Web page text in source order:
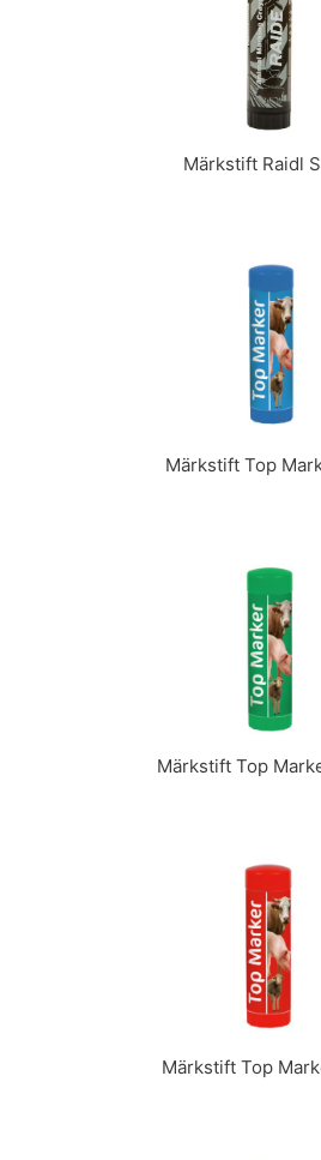
Märkstift Raidl
Märkstift Top
Märkstift Top
Märkstift Top